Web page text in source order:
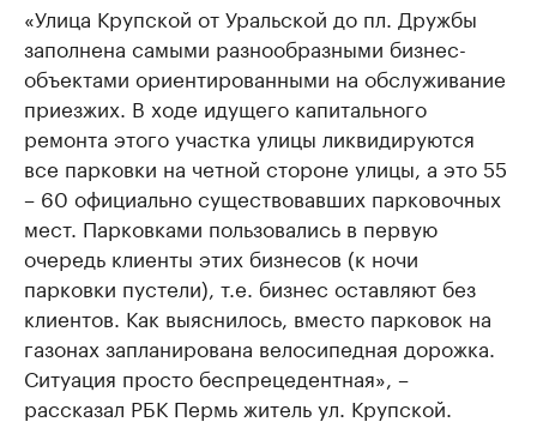
«Улица Крупской от Уральской до пл. Дружбы
заполнена самыми разнообразными бизнес-
объектами ориентированными на обслуживание
приезжих. В ходе идущего капитального
ремонта этого участка улицы ликвидируются
все парковки на четной стороне улицы, а это 55
– 60 официально существовавших парковочных
мест. Парковками пользовались в первую
очередь клиенты этих бизнесов (к ночи
парковки пустели), т.е. бизнес оставляют без
клиентов. Как выяснилось, вместо парковок на
газонах запланирована велосипедная дорожка.
Ситуация просто беспрецедентная», –
рассказал РБК Пермь житель ул. Крупской.